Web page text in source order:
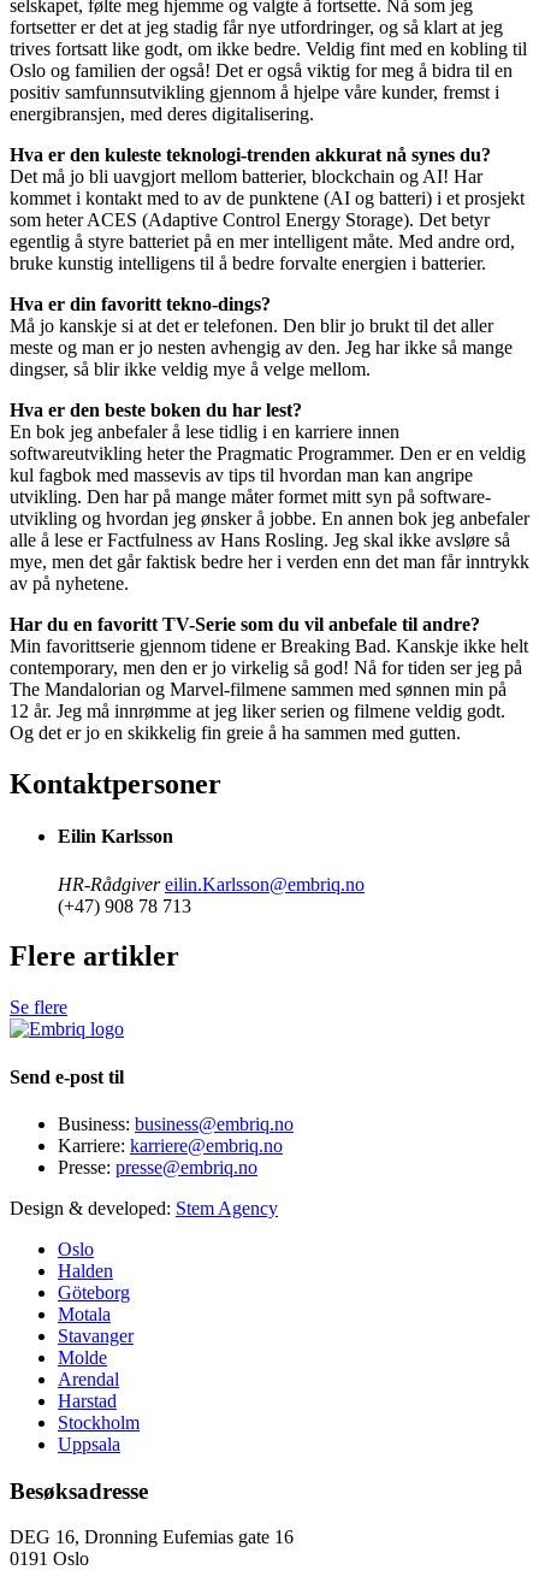
selskapet, følte meg hjemme og valgte å fortsette. Nå som jeg
fortsetter er det at jeg stadig får nye utfordringer, og så klart at jeg
trives fortsatt like godt, om ikke bedre. Veldig fint med en kobling til
Oslo og familien der også! Det er også viktig for meg å bidra til en
positiv samfunnsutvikling gjennom å hjelpe våre kunder, fremst i
energibransjen, med deres digitalisering.
Hva er den kuleste teknologi-trenden akkurat nå synes du?
Det må jo bli uavgjort mellom batterier, blockchain og AI! Har
kommet i kontakt med to av de punktene (AI og batteri) i et prosjekt
som heter ACES (Adaptive Control Energy Storage). Det betyr
egentlig å styre batteriet på en mer intelligent måte. Med andre ord,
bruke kunstig intelligens til å bedre forvalte energien i batterier.
Hva er din favoritt tekno-dings?
Må jo kanskje si at det er telefonen. Den blir jo brukt til det aller
meste og man er jo nesten avhengig av den. Jeg har ikke så mange
dingser, så blir ikke veldig mye å velge mellom.
Hva er den beste boken du har lest?
En bok jeg anbefaler å lese tidlig i en karriere innen
softwareutvikling heter the Pragmatic Programmer. Den er en veldig
kul fagbok med massevis av tips til hvordan man kan angripe
utvikling. Den har på mange måter formet mitt syn på software-
utvikling og hvordan jeg ønsker å jobbe. En annen bok jeg anbefaler
alle å lese er Factfulness av Hans Rosling. Jeg skal ikke avsløre så
mye, men det går faktisk bedre her i verden enn det man får inntrykk
av på nyhetene.
Har du en favoritt TV-Serie som du vil anbefale til andre?
Min favorittserie gjennom tidene er Breaking Bad. Kanskje ikke helt
contemporary, men den er jo virkelig så god! Nå for tiden ser jeg på
The Mandalorian og Marvel-filmene sammen med sønnen min på
12 år. Jeg må innrømme at jeg liker serien og filmene veldig godt.
Og det er jo en skikkelig fin greie å ha sammen med gutten.
Kontaktpersoner
Eilin Karlsson
HR-Rådgiver eilin.Karlsson@embriq.no
(+47) 908 78 713
Flere artikler
Se flere
Send e-post til
Business: business@embriq.no
Karriere: karriere@embriq.no
Presse: presse@embriq.no
Design & developed: Stem Agency
Oslo
Halden
Göteborg
Motala
Stavanger
Molde
Arendal
Harstad
Stockholm
Uppsala
Besøksadresse
DEG 16, Dronning Eufemias gate 16
0191 Oslo